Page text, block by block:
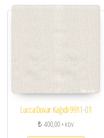
Lucca Duvar Kağıdı 9911-01
₺400,00+ KDV